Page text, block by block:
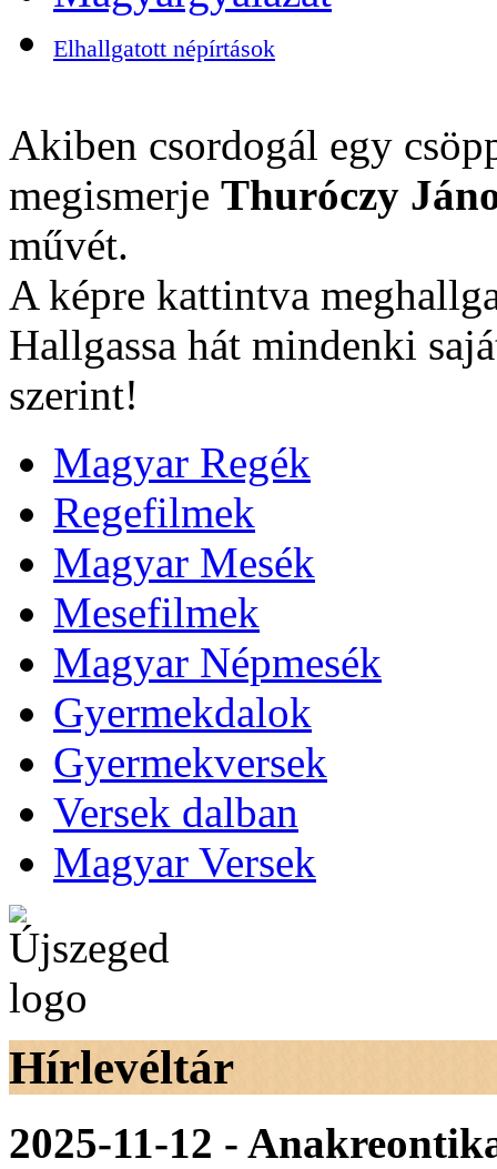
Elhallgatott népírtások
Akiben csordogál egy
megismerje Thuróczy
művét.
A képre kattintva
Hallgassa hát mindenki
szerint!
Magyar Regék
Regefilmek
Magyar Mesék
Mesefilmek
Magyar Népmesék
Gyermekdalok
Gyermekversek
Versek dalban
Magyar Versek
Hírlevéltár
2025-11-12 -